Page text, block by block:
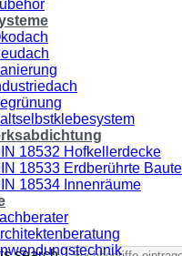
18532 Hofkellerdecke
18533 Erdberührte
18534 Innenräume